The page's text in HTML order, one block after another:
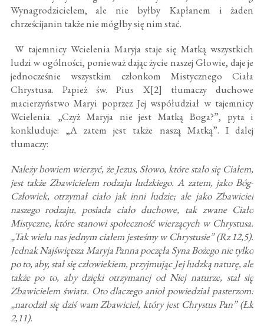
Wynagrodzicielem, ale nie byłby Kapłanem i żaden
chrześcijanin także nie mógłby się nim stać.
W tajemnicy Wcielenia Maryja staje się Matką wszystkich
ludzi w ogólności, ponieważ dając życie naszej Głowie, daje je
jednocześnie wszystkim członkom Mistycznego Ciała
Chrystusa. Papież św. Pius X[2] tłumaczy duchowe
macierzyństwo Maryi poprzez Jej współudział w tajemnicy
Wcielenia. „Czyż Maryja nie jest Matką Boga?”, pyta i
konkluduje: „A zatem jest także naszą Matką”. I dalej
tłumaczy:
Należy bowiem wierzyć, że Jezus, Słowo, które stało się Ciałem,
jest także Zbawicielem rodzaju ludzkiego. A zatem, jako Bóg-
Człowiek, otrzymał ciało jak inni ludzie; ale jako Zbawiciel
naszego rodzaju, posiada ciało duchowe, tak zwane Ciało
Mistyczne, które stanowi społeczność wierzących w Chrystusa.
„Tak wielu nas jednym ciałem jesteśmy w Chrystusie” (Rz 12,5).
Jednak Najświętsza Maryja Panna poczęła Syna Bożego nie tylko
po to, aby, stał się człowiekiem, przyjmując Jej ludzką naturę, ale
także po to, aby dzięki otrzymanej od Niej naturze, stał się
Zbawicielem świata. Oto dlaczego anioł powiedział pasterzom:
„narodził się dziś wam Zbawiciel, który jest Chrystus Pan” (Łk
2,11).